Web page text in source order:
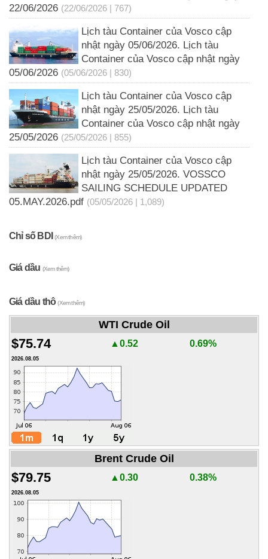
22/06/2026 (22/06/2026 | 767)
Lịch tàu Container của Vosco cập
nhật ngày 05/06/2026. Lịch tàu
Container của Vosco cập nhật ngày
05/06/2026 (05/06/2026 | 830)
Lịch tàu Container của Vosco cập
nhật ngày 25/05/2026. Lịch tàu
Container của Vosco cập nhật ngày
25/05/2026 (25/05/2026 | 855)
Lịch tàu Container của Vosco cập
nhật ngày 25/05/2026. VOSSCO
SAILING SCHEDULE UPDATED
05.MAY.2026.pdf (05/05/2026 | 1,089)
Chỉ số BDI(Xem thêm)
Giá dầu (Xem thêm)
Giá dầu thô(Xem thêm)
WTI Crude Oil
$75.74 ▲0.52 0.69%
2026.08.05
Brent Crude Oil
$79.75 ▲0.30 0.38%
2026.08.05